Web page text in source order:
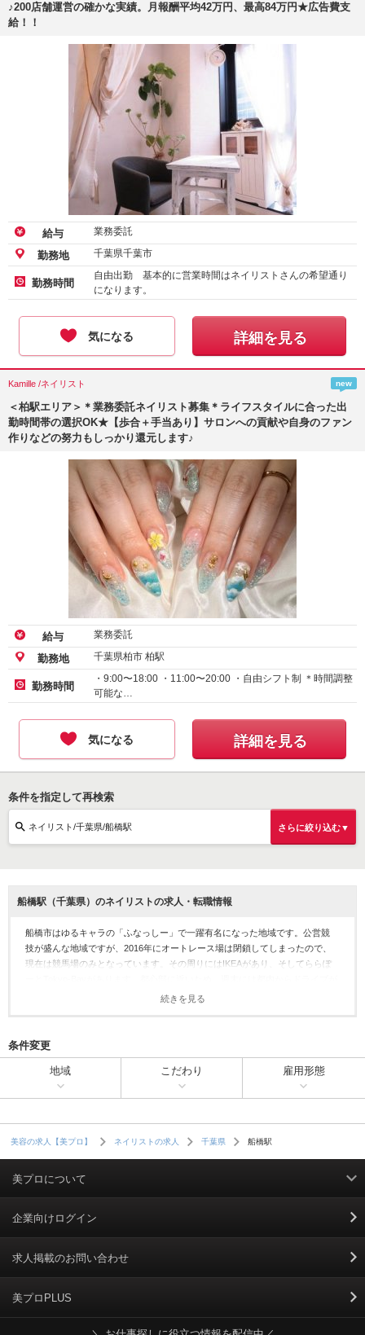
♪200店舗運営の確かな実績。月報酬平均42万円、最高84万円★広告費支
給！！
給与 業務委託
勤務地 千葉県千葉市
勤務時間
自由出勤 基本的に営業時間はネイリストさんの希望通り
になります。
気になる 詳細を見る
Kamille /ネイリスト new
＜柏駅エリア＞＊業務委託ネイリスト募集＊ライフスタイルに合った出
勤時間帯の選択OK★【歩合＋手当あり】サロンへの貢献や自身のファン
作りなどの努力もしっかり還元します♪
給与 業務委託
勤務地 千葉県柏市 柏駅
勤務時間
・9:00〜18:00 ・11:00〜20:00 ・自由シフト制 ＊時間調整
可能な…
気になる 詳細を見る
条件を指定して再検索
ネイリスト/千葉県/船橋駅 さらに絞り込む▼
船橋駅（千葉県）のネイリストの求人・転職情報
船橋市はゆるキャラの「ふなっしー」で一躍有名になった地域です。公営競
技が盛んな地域ですが、2016年にオートレース場は閉鎖してしまったので、
現在は競馬場のみとなっています。その周りにはIKEAがあり、そしてららぽ
てら訪れる買い物客も多数。ネイルサロンは、船橋駅と京成船橋駅の近くに
選んでも良いですね。京成電鉄とJR線が利用できるので、千葉の別エリアや
東京からの通勤ももちろん可能。千葉の中でも幅広い層のお客様と触れ合え
る船橋エリアで、ネイリストとしての接客力を磨きましょう。
続きを見る
条件変更
地域 こだわり 雇用形態
美容の求人【美プロ】 ネイリストの求人 千葉県 船橋駅
美プロについて
利用規約
掲載規約
個人情報保護ポリシー
企業向けログイン
求人掲載のお問い合わせ
美プロPLUS